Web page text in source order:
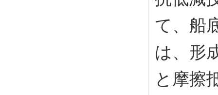
て、船
は、形
と摩擦